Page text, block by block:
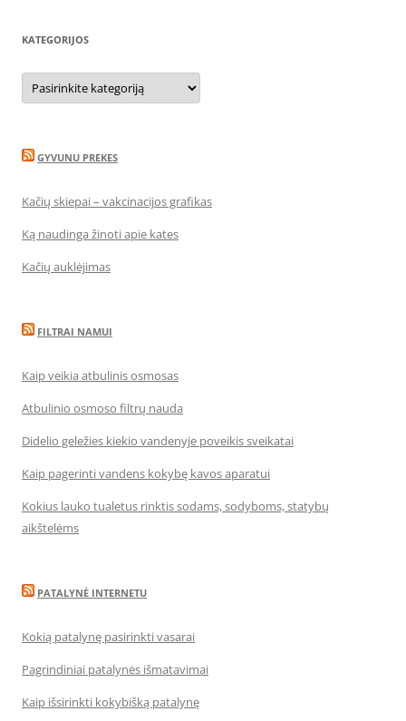
KATEGORIJOS
Kategorijos
GYVUNU PREKES
Kačių skiepai – vakcinacijos grafikas
Ką naudinga žinoti apie kates
Kačių auklėjimas
FILTRAI NAMUI
Kaip veikia atbulinis osmosas
Atbulinio osmoso filtrų nauda
Didelio geležies kiekio vandenyje poveikis sveikatai
Kaip pagerinti vandens kokybę kavos aparatui
Kokius lauko tualetus rinktis sodams, sodyboms, statybų
aikštelėms
PATALYNĖ INTERNETU
Kokią patalynę pasirinkti vasarai
Pagrindiniai patalynės išmatavimai
Kaip išsirinkti kokybišką patalynę